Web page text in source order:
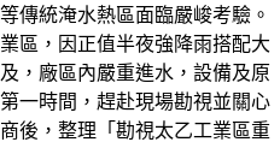
傳統淹水熱區面臨嚴峻考驗。
區，因正值半夜強降雨搭配大
，廠區內嚴重進水，設備及原
一時間，趕赴現場勘視並關心
後，整理「勘視太乙工業區重